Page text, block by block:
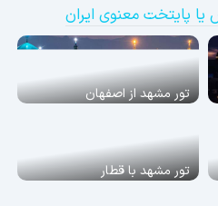
پایتخت معنوی ایران
تور مشهد از اصفهان
تور مشهد با قطار